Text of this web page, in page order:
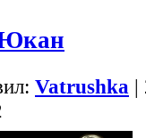
Vatrushka |